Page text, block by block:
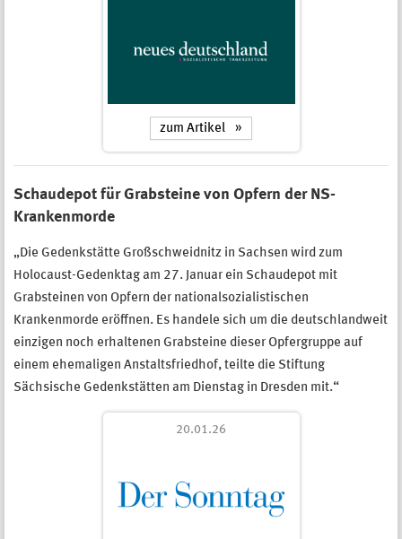
zum Artikel
Schaudepot für Grabsteine von Opfern der NS-
Krankenmorde
„Die Gedenkstätte Großschweidnitz in Sachsen wird zum
Holocaust-Gedenktag am 27. Januar ein Schaudepot mit
Grabsteinen von Opfern der nationalsozialistischen
Krankenmorde eröffnen. Es handele sich um die deutschlandweit
einzigen noch erhaltenen Grabsteine dieser Opfergruppe auf
einem ehemaligen Anstaltsfriedhof, teilte die Stiftung
Sächsische Gedenkstätten am Dienstag in Dresden mit.“
20.01.26